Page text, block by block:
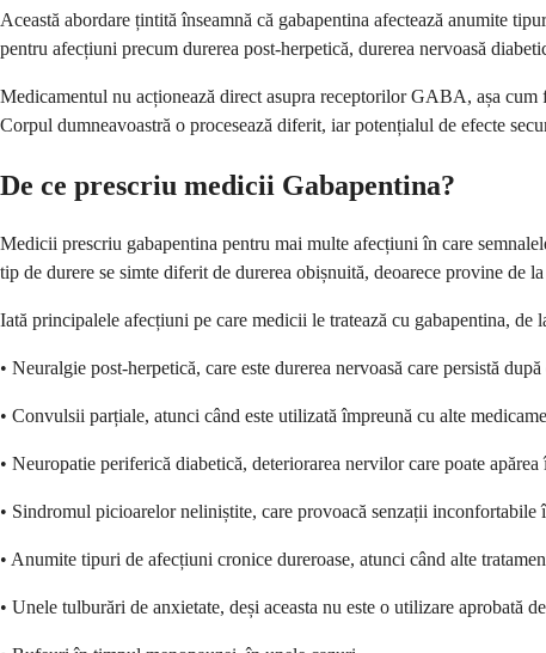
Această abordare țintită înseamnă că gabapentina afectează anumite
pentru afecțiuni precum durerea post-herpetică, durerea nervoasă
Medicamentul nu acționează direct asupra receptorilor GABA, așa
Corpul dumneavoastră o procesează diferit, iar potențialul de efecte
De ce prescriu medicii Gabapentina?
Medicii prescriu gabapentina pentru mai multe afecțiuni în care
tip de durere se simte diferit de durerea obișnuită, deoarece provine de
Iată principalele afecțiuni pe care medicii le tratează cu gabapentina,
• Neuralgie post-herpetică, care este durerea nervoasă care persistă
• Convulsii parțiale, atunci când este utilizată împreună cu alte
• Neuropatie periferică diabetică, deteriorarea nervilor care poate
• Sindromul picioarelor neliniștite, care provoacă senzații inconfortabile
• Anumite tipuri de afecțiuni cronice dureroase, atunci când alte
• Unele tulburări de anxietate, deși aceasta nu este o utilizare aprobată